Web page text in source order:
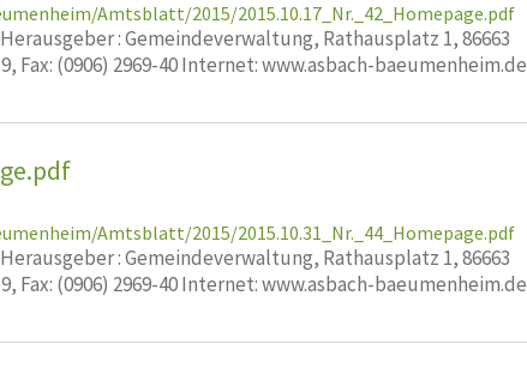
Amtsblatt/2015/2015.10.17_Nr._42_Homepage.pdf
: Gemeindeverwaltung, Rathausplatz 1, 86663
Fax: (0906) 2969-40 Internet: www.asbach-baeumenheim.de
Amtsblatt/2015/2015.10.31_Nr._44_Homepage.pdf
: Gemeindeverwaltung, Rathausplatz 1, 86663
Fax: (0906) 2969-40 Internet: www.asbach-baeumenheim.de